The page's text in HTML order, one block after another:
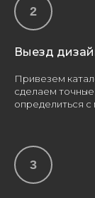
Выезд
Привезем
сделаем
определиться